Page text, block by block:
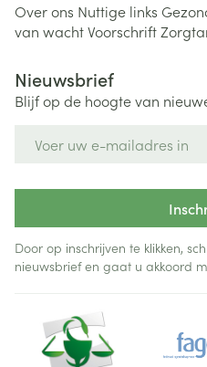
Over ons Nuttige links
van wachtVoorschrift
Nieuwsbrief
Blijf op de hoogte van
Door op inschrijven te klikken,
nieuwsbrief en gaat u akkoord